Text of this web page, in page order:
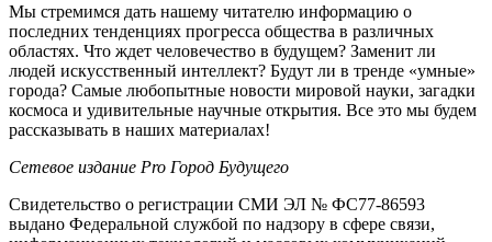
Мы стремимся дать нашему читателю информацию о
последних тенденциях прогресса общества в различных
областях. Что ждет человечество в будущем? Заменит ли
людей искусственный интеллект? Будут ли в тренде «умные»
города? Самые любопытные новости мировой науки, загадки
космоса и удивительные научные открытия. Все это мы будем
рассказывать в наших материалах!
Сетевое издание Pro Город Будущего
Свидетельство о регистрации СМИ ЭЛ № ФС77-86593
выдано Федеральной службой по надзору в сфере связи,